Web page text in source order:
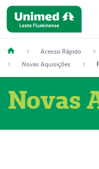
Acesso Rápido
Novas Aquisições
Novas